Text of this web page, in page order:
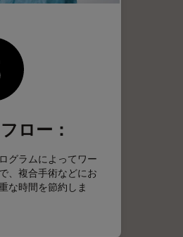
ロー：
グラムによってワー
、複合手術などにお
な時間を節約しま